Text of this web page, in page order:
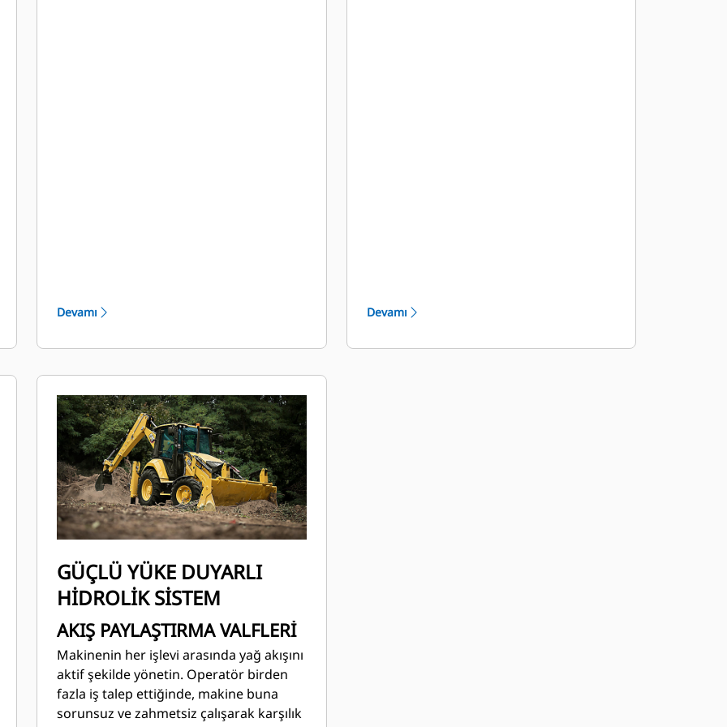
Devamı Devamı
GÜÇLÜ YÜKE DUYARLI
HİDROLİK SİSTEM
AKIŞ PAYLAŞTIRMA VALFLERİ
Makinenin her işlevi arasında yağ akışını
aktif şekilde yönetin. Operatör birden
fazla iş talep ettiğinde, makine buna
sorunsuz ve zahmetsiz çalışarak karşılık